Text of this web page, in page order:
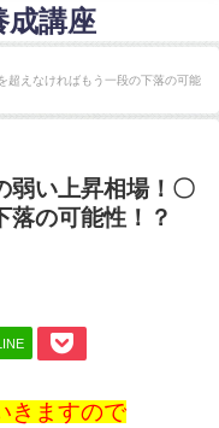
成講座
えなければもう一段の下落の可能
い上昇相場！〇
落の可能性！？
きますので